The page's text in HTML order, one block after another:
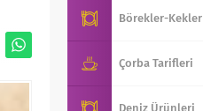
Börekler-Kekler
Çorba Tarifleri
Deniz Ürünleri